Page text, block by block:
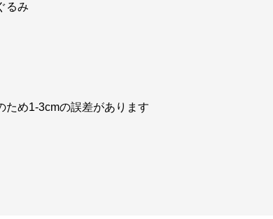
るみ
ため1-3cmの誤差があります